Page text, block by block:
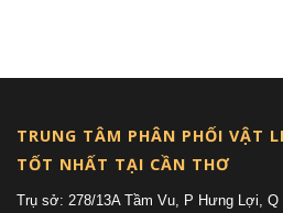
TRUNG TÂM PHÂN PHỐI VẬT
TỐT NHẤT TẠI CẦN THƠ
Trụ sở: 278/13A Tầm Vu, P Hưng Lợi,